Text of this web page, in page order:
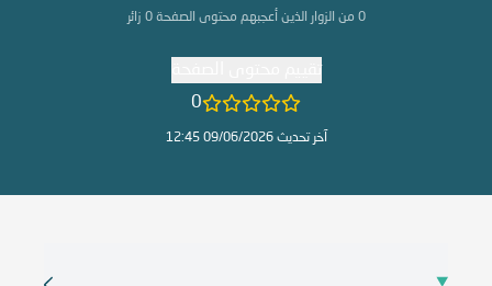
0 من الزوار الذين أعجبهم محتوى الصفحة0 زائر
0
آخر تحديث 09/06/2026 12:45